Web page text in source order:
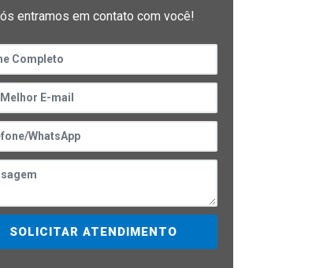
entramos em contato com você!
SOLICITAR ATENDIMENTO